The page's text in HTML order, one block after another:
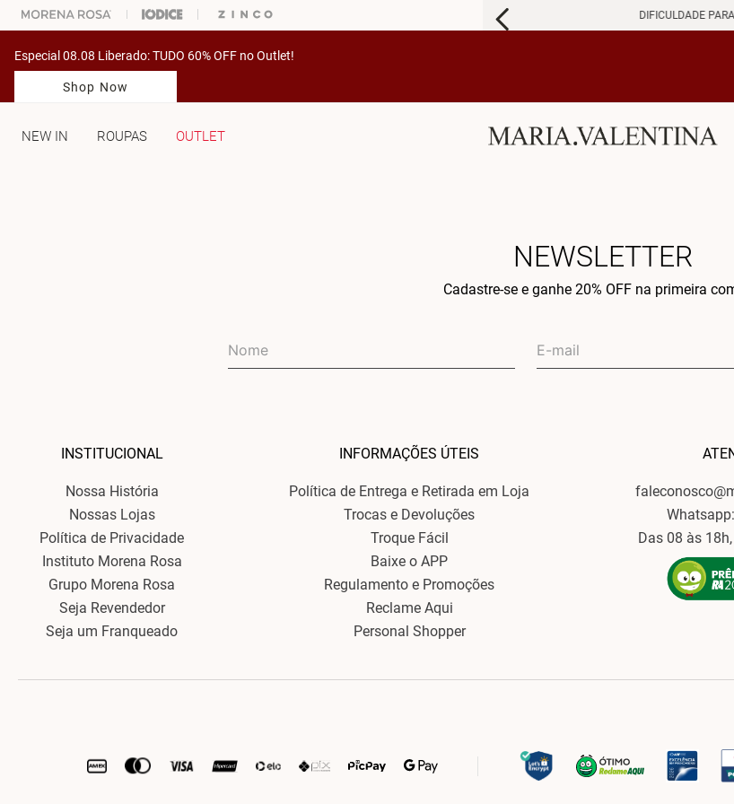
OFF NA SUA 1° COMPRA USANDO O CUPOM: PRIMEIRAMV DIFICULDADE
Especial 08.08 Liberado: TUDO 60% OFF no Outlet!
Shop Now
NEW IN ROUPAS OUTLET
NEWSLETTER
Cadastre-se e ganhe 20% OFF na primeira
INSTITUCIONAL
Nossa História
Nossas Lojas
Política de Privacidade
Instituto Morena Rosa
Grupo Morena Rosa
Seja Revendedor
Seja um Franqueado
INFORMAÇÕES ÚTEIS
Política de Entrega e Retirada em Loja
Trocas e Devoluções
Troque Fácil
Baixe o APP
Regulamento e Promoções
Reclame Aqui
Personal Shopper
Das 08 às